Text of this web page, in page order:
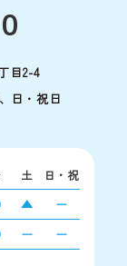
目2-4
日・祝日
土
日・祝
▲ ー
ー ー